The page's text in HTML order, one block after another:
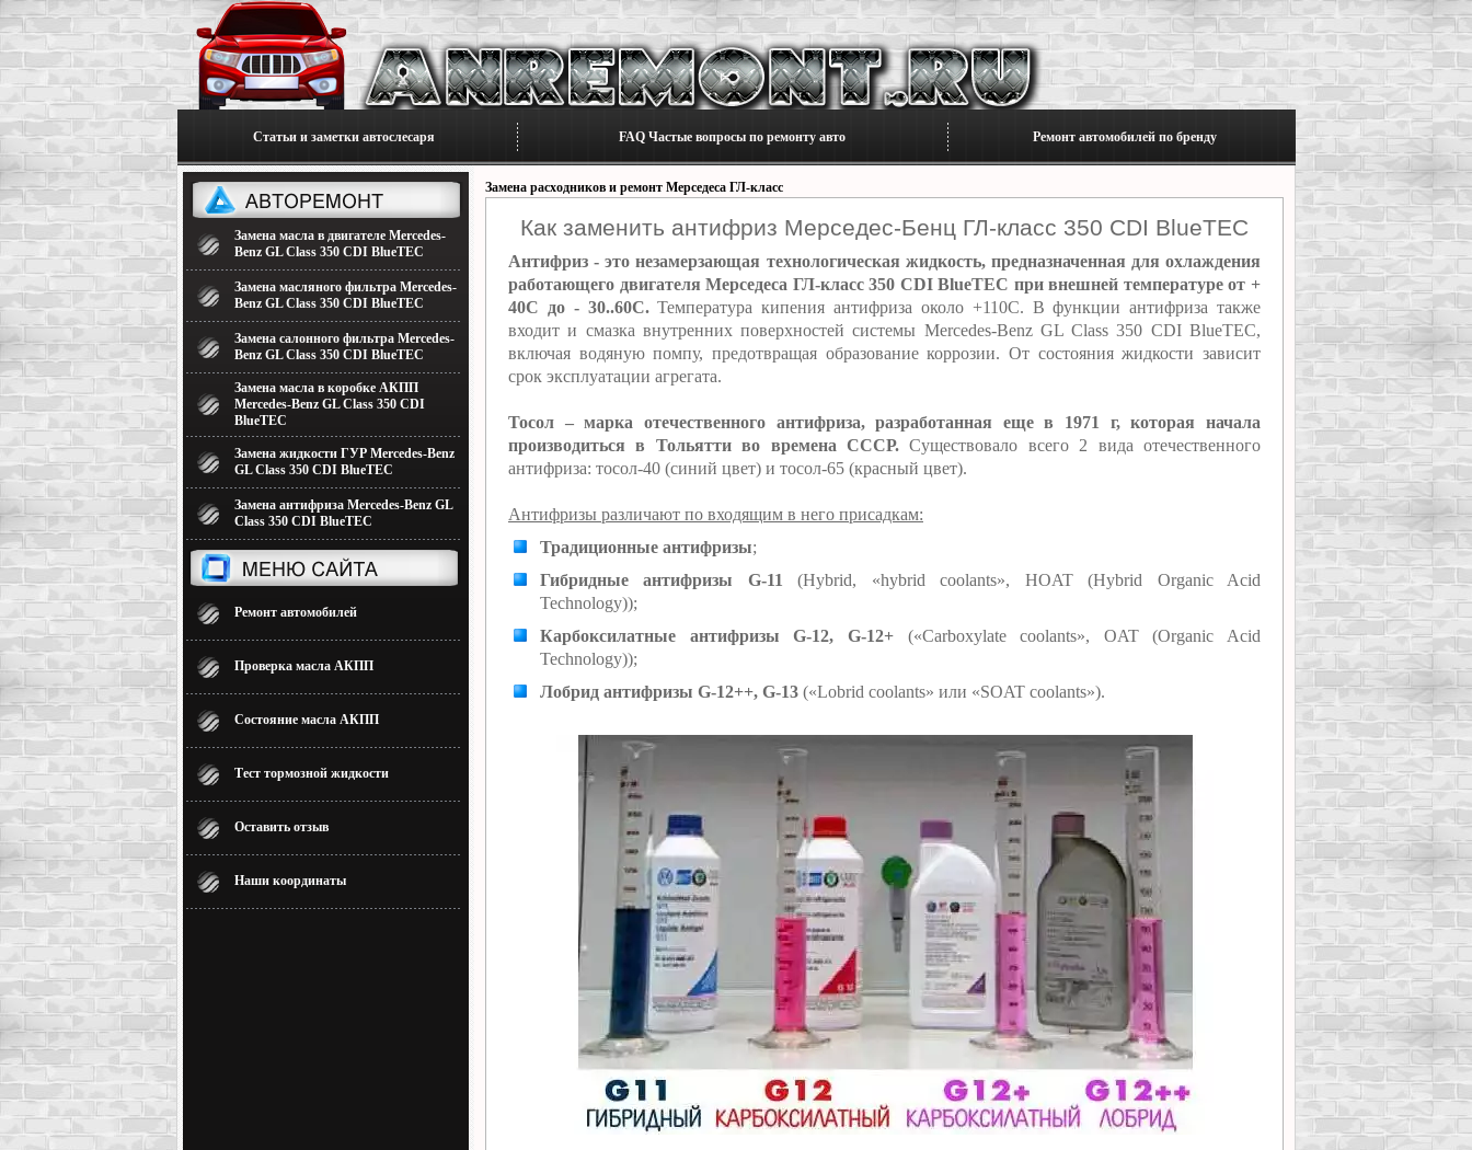
Статьи и заметки автослесаря FAQ Частые вопросы по ремонту авто Ремонт автомобилей по бренду
Замена масла в двигателе Mercedes-
Benz GL Class 350 CDI BlueTEC
Замена масляного фильтра Mercedes-
Benz GL Class 350 CDI BlueTEC
Замена салонного фильтра Mercedes-
Benz GL Class 350 CDI BlueTEC
Замена масла в коробке АКПП
Mercedes-Benz GL Class 350 CDI
BlueTEC
Замена жидкости ГУР Mercedes-Benz
GL Class 350 CDI BlueTEC
Замена антифриза Mercedes-Benz GL
Class 350 CDI BlueTEC
Ремонт автомобилей
Проверка масла АКПП
Состояние масла АКПП
Тест тормозной жидкости
Оставить отзыв
Наши координаты
Замена расходников и ремонт Мерседеса ГЛ-класс
Как заменить антифриз Мерседес-Бенц ГЛ-класс 350 CDI BlueTEC
Антифриз - это незамерзающая технологическая жидкость, предназначенная для охлаждения
работающего двигателя Мерседеса ГЛ-класс 350 CDI BlueTEC при внешней температуре от +
40C до - 30..60C.Температура кипения антифриза около +110С. В функции антифриза также
входит и смазка внутренних поверхностей системы Mercedes-Benz GL Class 350 CDI BlueTEC,
включая водяную помпу, предотвращая образование коррозии. От состояния жидкости зависит
срок эксплуатации агрегата.
Тосол – марка отечественного антифриза, разработанная еще в 1971 г, которая начала
производиться в Тольятти во времена СССР. Существовало всего 2 вида отечественного
антифриза: тосол-40 (синий цвет) и тосол-65 (красный цвет).
Антифризы различают по входящим в него присадкам:
Традиционные антифризы;
Гибридные антифризы G-11
(Hybrid, «hybrid coolants», HOAT (Hybrid Organic Acid
Technology));
Карбоксилатные антифризы G-12, G-12+(«Carboxylate coolants», OAT (Organic Acid
Technology));
Лобрид антифризы G-12++, G-13 («Lobrid coolants» или «SOAT coolants»).